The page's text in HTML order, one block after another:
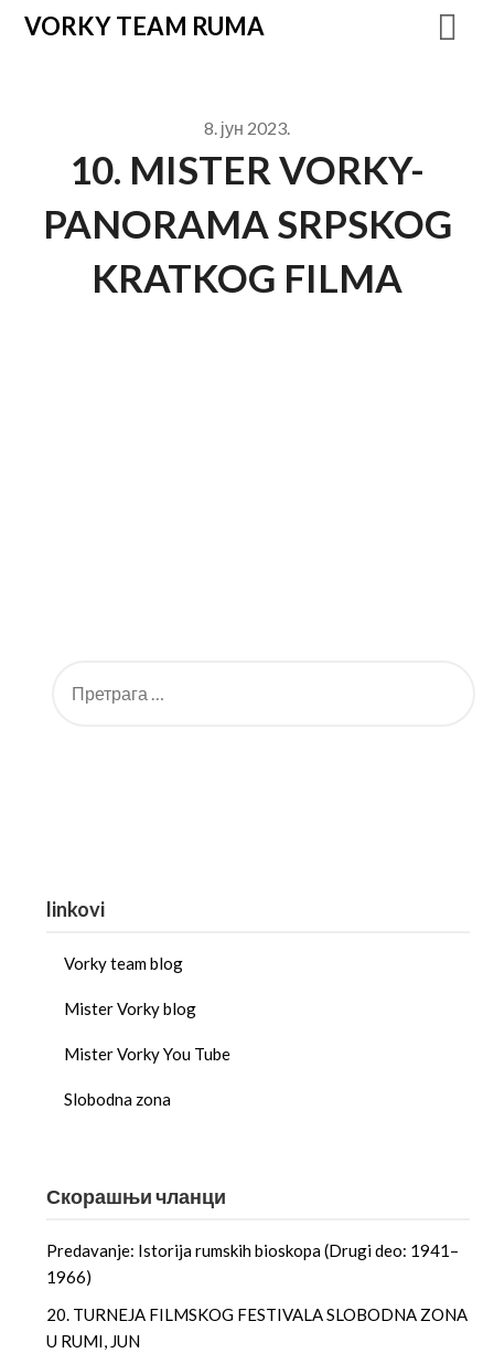
VORKY TEAM RUMA
8. јун 2023.
10. MISTER VORKY-
PANORAMA SRPSKOG
KRATKOG FILMA
linkovi
Vorky team blog
Mister Vorky blog
Mister Vorky You Tube
Slobodna zona
Скорашњи чланци
Predavanje: Istorija rumskih bioskopa (Drugi deo: 1941–
1966)
20. TURNEJA FILMSKOG FESTIVALA SLOBODNA ZONA
U RUMI, JUN